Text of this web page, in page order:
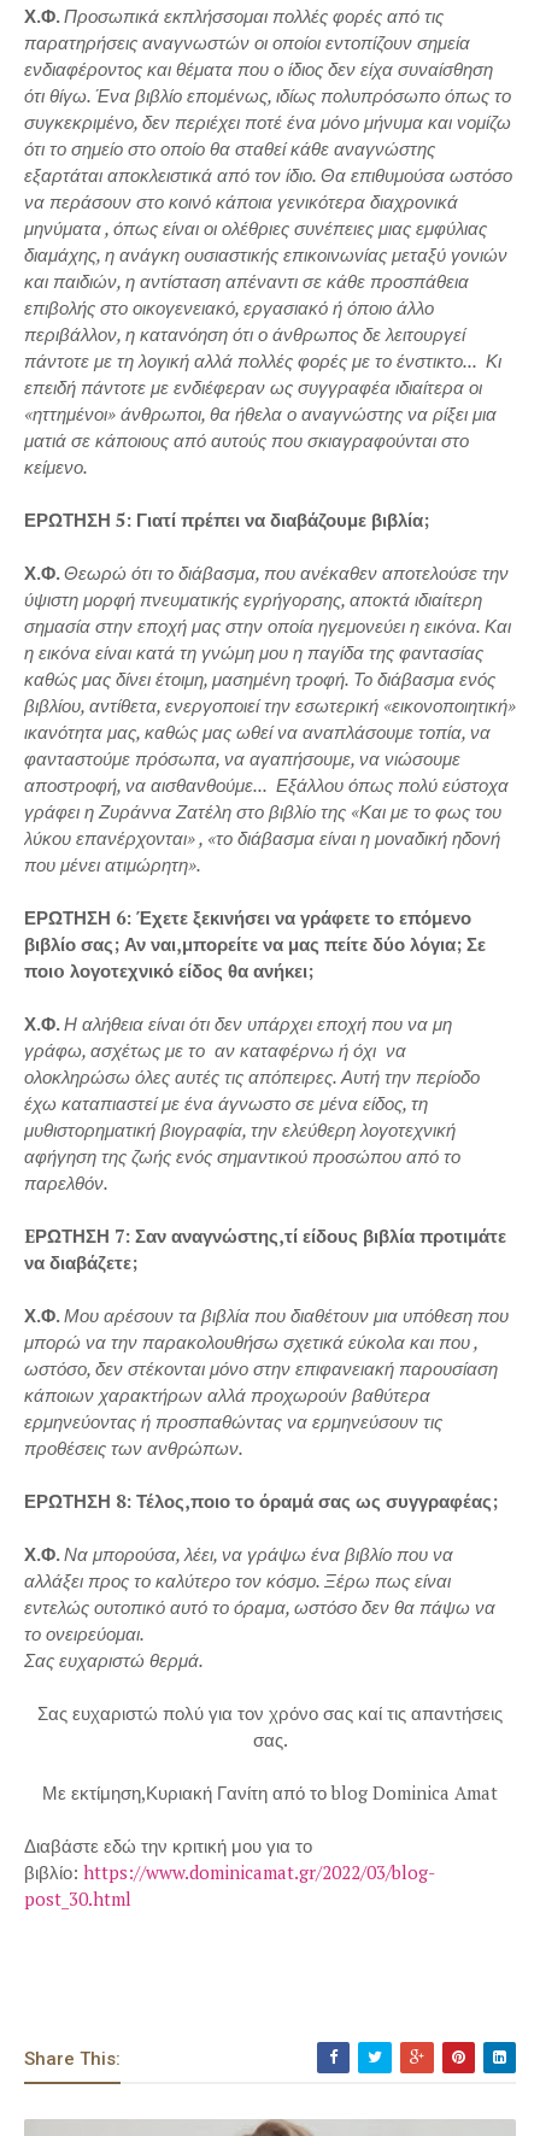
Χ.Φ.Προσωπικά εκπλήσσομαι πολλές φορές από τις
παρατηρήσεις αναγνωστών οι οποίοι εντοπίζουν σημεία
ενδιαφέροντος και θέματα που ο ίδιος δεν είχα συναίσθηση
ότι θίγω. Ένα βιβλίο επομένως, ιδίως πολυπρόσωπο όπως το
συγκεκριμένο, δεν περιέχει ποτέ ένα μόνο μήνυμα και νομίζω
ότι το σημείο στο οποίο θα σταθεί κάθε αναγνώστης
εξαρτάται αποκλειστικά από τον ίδιο. Θα επιθυμούσα ωστόσο
να περάσουν στο κοινό κάποια γενικότερα διαχρονικά
μηνύματα , όπως είναι οι ολέθριες συνέπειες μιας εμφύλιας
διαμάχης, η ανάγκη ουσιαστικής επικοινωνίας μεταξύ γονιών
και παιδιών, η αντίσταση απέναντι σε κάθε προσπάθεια
επιβολής στο οικογενειακό, εργασιακό ή όποιο άλλο
περιβάλλον, η κατανόηση ότι ο άνθρωπος δε λειτουργεί
πάντοτε με τη λογική αλλά πολλές φορές με το ένστικτο... Κι
επειδή πάντοτε με ενδιέφεραν ως συγγραφέα ιδιαίτερα οι
«ηττημένοι» άνθρωποι, θα ήθελα ο αναγνώστης να ρίξει μια
ματιά σε κάποιους από αυτούς που σκιαγραφούνται στο
κείμενο.
ΕΡΩΤΗΣΗ 5: Γιατί πρέπει να διαβάζουμε βιβλία;
Χ.Φ.Θεωρώ ότι το διάβασμα, που ανέκαθεν αποτελούσε την
ύψιστη μορφή πνευματικής εγρήγορσης, αποκτά ιδιαίτερη
σημασία στην εποχή μας στην οποία ηγεμονεύει η εικόνα. Και
η εικόνα είναι κατά τη γνώμη μου η παγίδα της φαντασίας
καθώς μας δίνει έτοιμη, μασημένη τροφή. Το διάβασμα ενός
βιβλίου, αντίθετα, ενεργοποιεί την εσωτερική «εικονοποιητική»
ικανότητα μας, καθώς μας ωθεί να αναπλάσουμε τοπία, να
φανταστούμε πρόσωπα, να αγαπήσουμε, να νιώσουμε
αποστροφή, να αισθανθούμε... Εξάλλου όπως πολύ εύστοχα
γράφει η Ζυράννα Ζατέλη στο βιβλίο της «Και με το φως του
λύκου επανέρχονται» , «το διάβασμα είναι η μοναδική ηδονή
που μένει ατιμώρητη».
ΕΡΩΤΗΣΗ 6: Έχετε ξεκινήσει να γράφετε το επόμενο
βιβλίο σας; Αν ναι,μπορείτε να μας πείτε δύο λόγια; Σε
ποιo λογοτεχνικό είδος θα ανήκει;
Χ.Φ.Η αλήθεια είναι ότι δεν υπάρχει εποχή που να μη
γράφω, ασχέτως με το αν καταφέρνω ή όχι να
ολοκληρώσω όλες αυτές τις απόπειρες. Αυτή την περίοδο
έχω καταπιαστεί με ένα άγνωστο σε μένα είδος, τη
μυθιστορηματική βιογραφία, την ελεύθερη λογοτεχνική
αφήγηση της ζωής ενός σημαντικού προσώπου από το
παρελθόν.
EΡΩΤΗΣΗ 7: Σαν αναγνώστης,τί είδους βιβλία προτιμάτε
να διαβάζετε;
Χ.Φ.Μου αρέσουν τα βιβλία που διαθέτουν μια υπόθεση που
μπορώ να την παρακολουθήσω σχετικά εύκολα και που ,
ωστόσο, δεν στέκονται μόνο στην επιφανειακή παρουσίαση
κάποιων χαρακτήρων αλλά προχωρούν βαθύτερα
ερμηνεύοντας ή προσπαθώντας να ερμηνεύσουν τις
προθέσεις των ανθρώπων.
ΕΡΩΤΗΣΗ 8: Τέλος,ποιο το όραμά σας ως συγγραφέας;
Χ.Φ.Να μπορούσα, λέει, να γράψω ένα βιβλίο που να
αλλάξει προς το καλύτερο τον κόσμο. Ξέρω πως είναι
εντελώς ουτοπικό αυτό το όραμα, ωστόσο δεν θα πάψω να
το ονειρεύομαι.
Σας ευχαριστώ θερμά.
Σας ευχαριστώ πολύ για τον χρόνο σας καί τις απαντήσεις
σας.
Με εκτίμηση,Κυριακή Γανίτη από το blog Dominica Amat
Διαβάστε εδώ την κριτική μου για το
βιβλίο: https://www.dominicamat.gr/2022/03/blog-
post_30.html
Share This: